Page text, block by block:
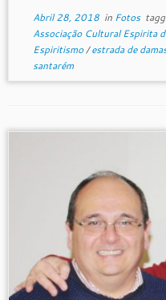
Abril 28, 2018in Fotos
Associação Cultural Espirita
Espiritismo/estrada de
santarém